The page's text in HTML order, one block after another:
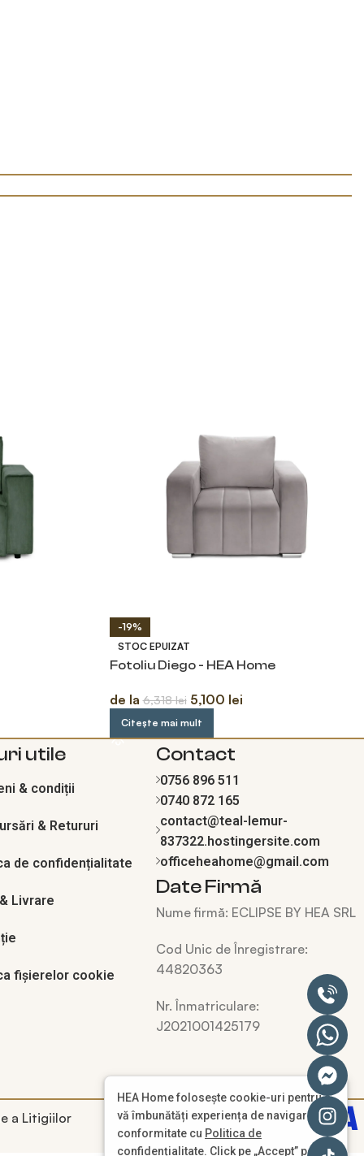
-19%
STOC EPUIZAT
Fotoliu Diego - HEA Home
de la6,318lei 5,100 lei
Citește mai mult
utile
& condiții
& Retururi
de confidențialitate
Livrare
fișierelor cookie
Contact
0756 896 511
0740 872 165
contact@teal-lemur-
837322.hostingersite.com
officeheahome@gmail.com
Date Firmă
Nume firmă: ECLIPSE BY HEA SRL
Cod Unic de Înregistrare:
44820363
Nr. Înmatriculare:
J2021001425179
HEA Home folosește cookie-uri pentru a
vă îmbunătăți experiența de navigare în
conformitate cu Politica de
confidențialitate. Click pe „Accept” pentru